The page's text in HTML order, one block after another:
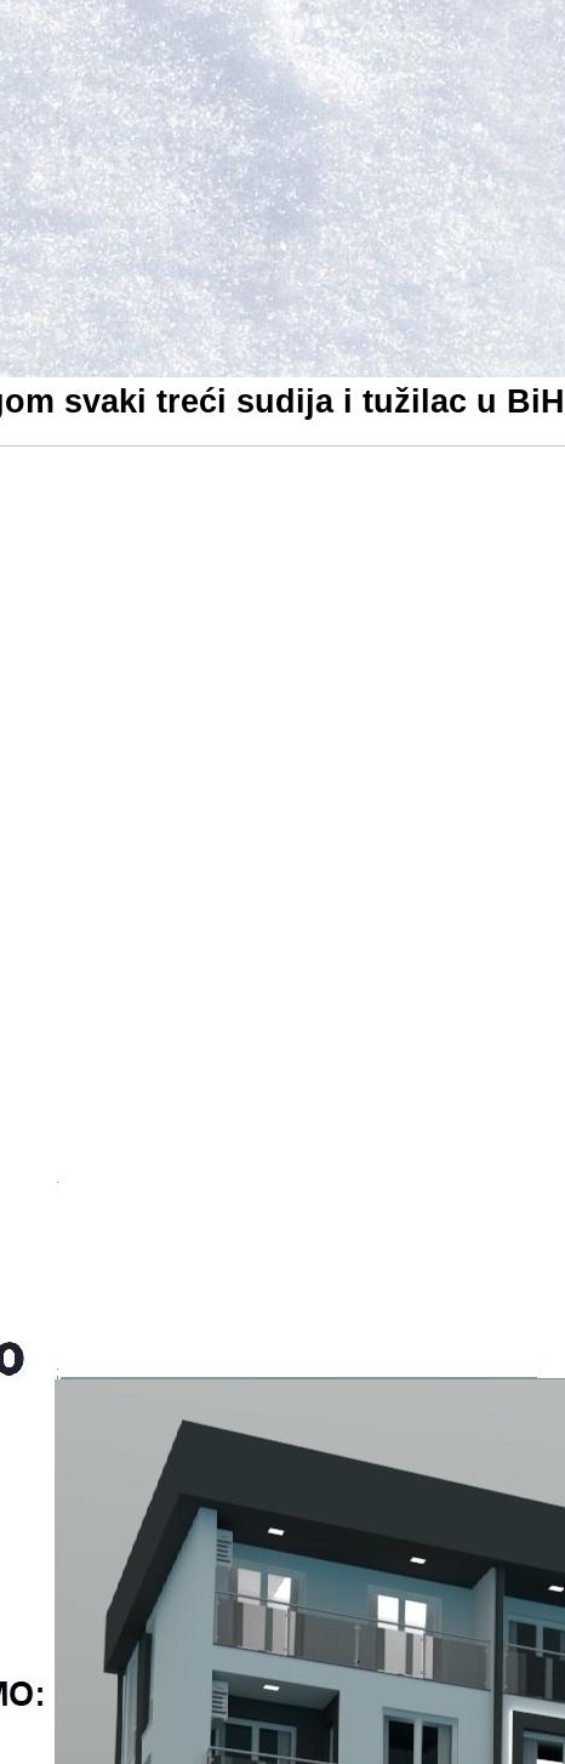
svaki treći sudija i tužilac u BiH